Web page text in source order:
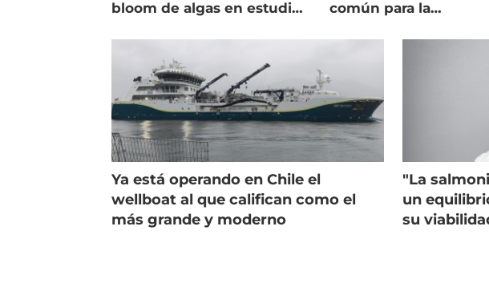
bloom de algas en estudio
común para la
Ya está operando en Chile el
wellboat al que califican como el
más grande y moderno
"La
un
su